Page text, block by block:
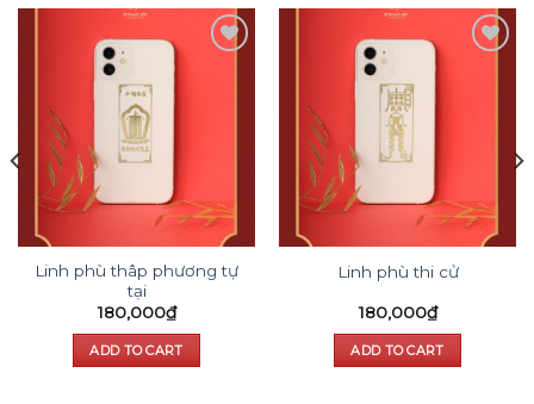
Linh phù thâp phương tự
tại
180,000₫
ADD TO CART
Linh phù thi cử
180,000₫
ADD TO CART